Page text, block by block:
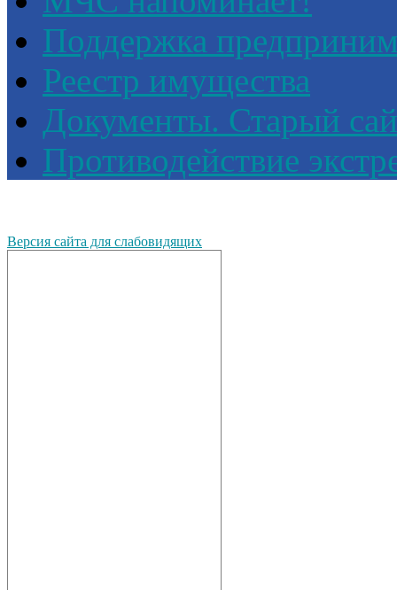
Поддержка
Реестр имущества
Документы. Старый
Противодействие
Версия сайта для слабовидящих